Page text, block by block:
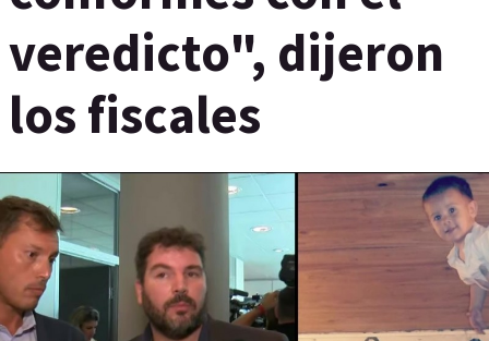
veredicto", dijeron
los fiscales